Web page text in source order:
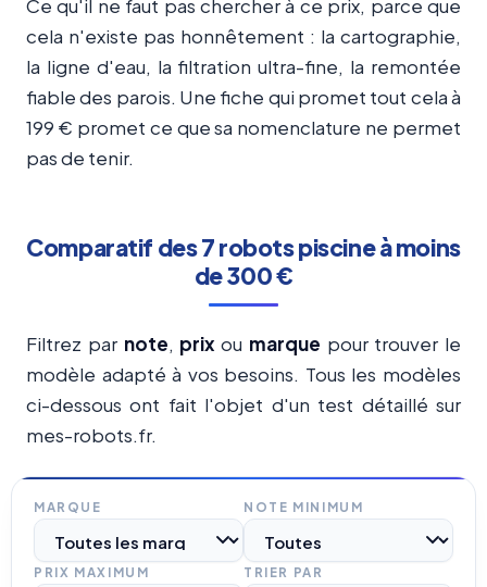
Ce qu'il ne faut pas chercher à ce prix, parce que
cela n'existe pas honnêtement : la cartographie,
la ligne d'eau, la filtration ultra-fine, la remontée
fiable des parois. Une fiche qui promet tout cela à
199 € promet ce que sa nomenclature ne permet
pas de tenir.
Comparatif des 7 robots piscine à moins
de 300 €
Filtrez par note, prix ou marque pour trouver le
modèle adapté à vos besoins. Tous les modèles
ci-dessous ont fait l'objet d'un test détaillé sur
mes-robots.fr.
MARQUE NOTE MINIMUM
PRIX MAXIMUM TRIER PAR